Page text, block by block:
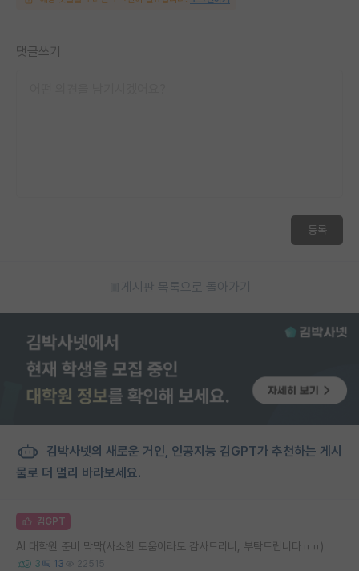
댓글쓰기
등록
게시판 목록으로 돌아가기
김박사넷의 새로운 거인, 인공지능 김GPT가 추천하는 게시
물로 더 멀리 바라보세요.
김GPT
AI 대학원 준비 막막(사소한 도움이라도 감사드리니, 부탁드립니다ㅠㅠ)
3 13 22515